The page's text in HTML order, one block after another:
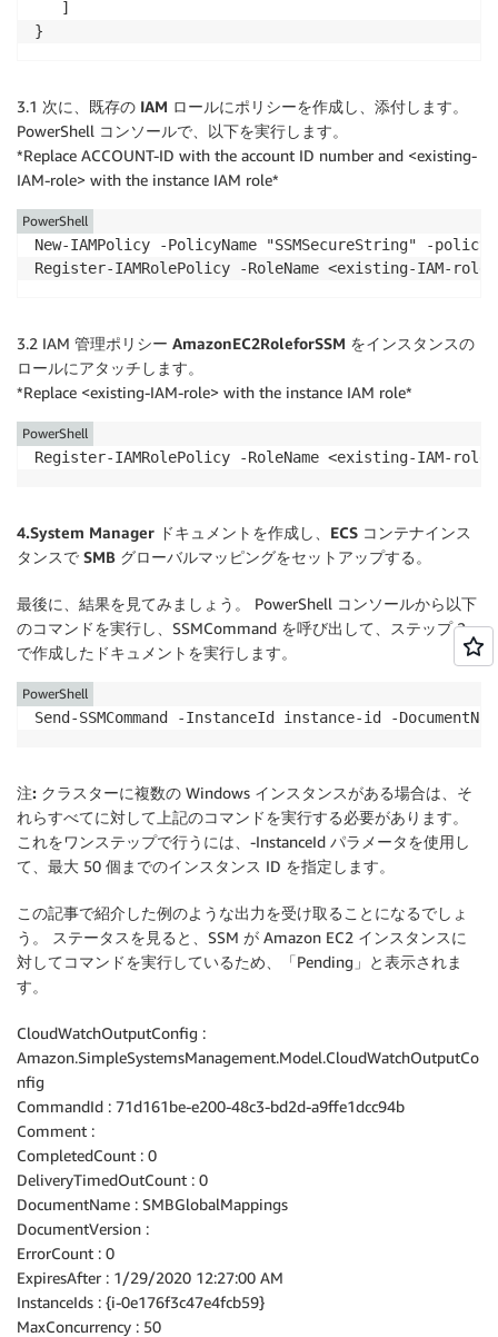
   ]
}
3.1 次に、 既存の IAM ロールにポリシーを作成し、添付します。
PowerShell コンソールで、以下を実行します。
*Replace ACCOUNT-ID with the account ID number and <existing-
IAM-role> with the instance IAM role*
New-IAMPolicy -PolicyName "SSMSecureString" -
Register-IAMRolePolicy -RoleName <existing-IAM-
PowerShell
3.2 IAM 管理ポリシー AmazonEC2RoleforSSM をインスタンスの
ロールにアタッチします。
*Replace <existing-IAM-role> with the instance IAM role*
Register-IAMRolePolicy -RoleName <existing-IAM-
PowerShell
4.System Manager ドキュメントを作成し、ECS コンテナインス
タンスで SMB グローバルマッピングをセットアップする。
最後に、結果を見てみましょう。 PowerShell コンソールから以下
のコマンドを実行し、SSMCommand を呼び出して、ステップ 2
で作成したドキュメントを実行します。
Send-SSMCommand -InstanceId instance-id -
PowerShell
注: クラスターに複数の Windows インスタンスがある場合は、そ
れらすべてに対して上記のコマンドを実行する必要があります。
これをワンステップで行うには、-InstanceId パラメータを使用し
て、最大 50 個までのインスタンス ID を指定します。
この記事で紹介した例のような出力を受け取ることになるでしょ
う。 ステータスを見ると、SSM が Amazon EC2 インスタンスに
対してコマンドを実行しているため、「Pending」と表示されま
す。
CloudWatchOutputConfig :
Amazon.SimpleSystemsManagement.Model.CloudWatchOutputCo
nfig
CommandId : 71d161be-e200-48c3-bd2d-a9ffe1dcc94b
Comment :
CompletedCount : 0
DeliveryTimedOutCount : 0
DocumentName : SMBGlobalMappings
DocumentVersion :
ErrorCount : 0
ExpiresAfter : 1/29/2020 12:27:00 AM
InstanceIds : {i-0e176f3c47e4fcb59}
MaxConcurrency : 50